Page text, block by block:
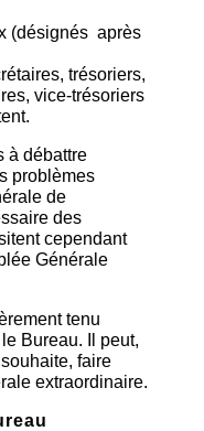
(désignés après
trésoriers,
vice-trésoriers
à débattre
problèmes
de
des
cependant
Générale
tenu
Bureau. Il peut,
faire
extraordinaire.